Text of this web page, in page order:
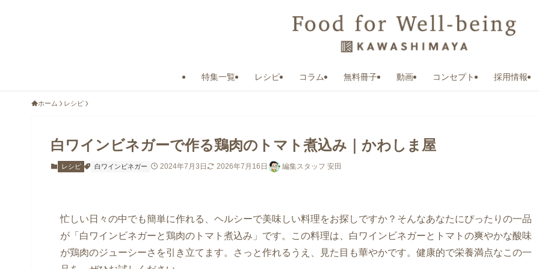
特集一覧 レシピ コラム 無料冊子 動画 コンセプト 採用情報
ホーム レシピ
白ワインビネガーで作る鶏肉のトマト煮込み｜かわしま屋
レシピ 白ワインビネガー 2024年7月3日 2026年7月16日 編集スタッフ 安田
忙しい日々の中でも簡単に作れる、ヘルシーで美味しい料理をお探しですか？そんなあなたにぴったりの一品
が「白ワインビネガーと鶏肉のトマト煮込み」です。この料理は、白ワインビネガーとトマトの爽やかな酸味
が鶏肉のジューシーさを引き立てます。さっと作れるうえ、見た目も華やかです。健康的で栄養満点なこの一